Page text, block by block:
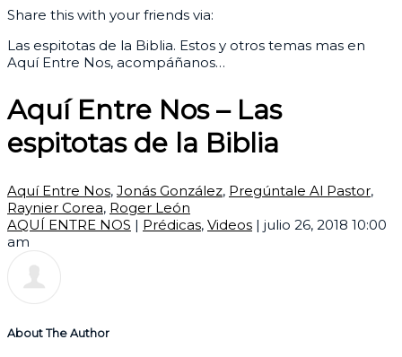
Share this with your friends via:
Las espitotas de la Biblia. Estos y otros temas mas en
Aquí Entre Nos, acompáñanos…
Aquí Entre Nos – Las
espitotas de la Biblia
Aquí Entre Nos, Jonás González, Pregúntale Al Pastor,
Raynier Corea, Roger León
AQUÍ ENTRE NOS | Prédicas, Videos | julio 26, 2018 10:00
am
About The Author